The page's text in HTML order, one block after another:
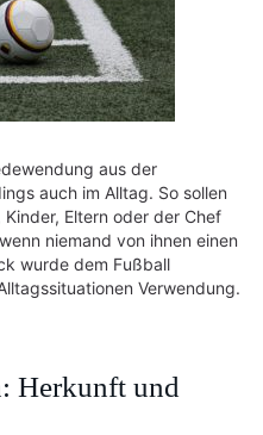
aus der
auch im Alltag. So sollen
Eltern oder der Chef
niemand von ihnen einen
wurde dem Fußball
Verwendung.
Herkunft und